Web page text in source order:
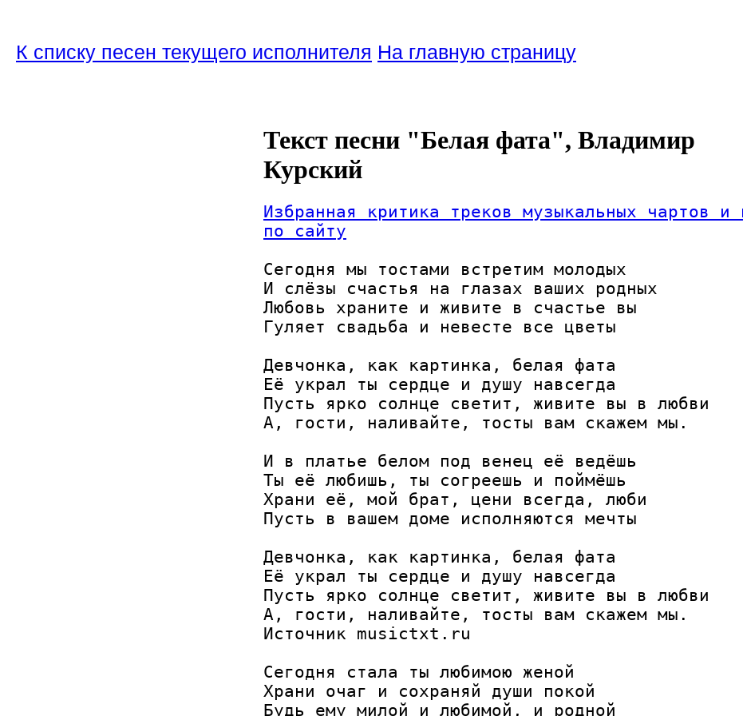
К списку песен текущего исполнителя На главную страницу
Текст песни "Белая фата", Владимир
Курский
Избранная критика треков музыкальных чартов и
по сайту
Сегодня мы тостами встретим молодых
И слёзы счастья на глазах ваших родных
Любовь храните и живите в счастье вы
Гуляет свадьба и невесте все цветы
Девчонка, как картинка, белая фата
Её украл ты сердце и душу навсегда
Пусть ярко солнце светит, живите вы в любви
А, гости, наливайте, тосты вам скажем мы.
И в платье белом под венец её ведёшь
Ты её любишь, ты согреешь и поймёшь
Храни её, мой брат, цени всегда, люби
Пусть в вашем доме исполняются мечты
Девчонка, как картинка, белая фата
Её украл ты сердце и душу навсегда
Пусть ярко солнце светит, живите вы в любви
А, гости, наливайте, тосты вам скажем мы.
Источник musictxt.ru
Сегодня стала ты любимою женой
Храни очаг и сохраняй души покой
Будь ему милой и любимой, и родной